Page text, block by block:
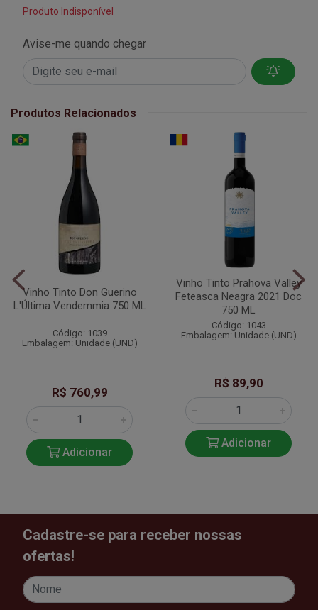
Produto Indisponível
Avise-me quando chegar
Produtos Relacionados
Vinho Tinto Don Guerino
L'Última Vendemmia 750 ML
Código: 1039
Embalagem: Unidade (UND)
R$ 760,99
Adicionar
Vinho Tinto Prahova Valley
Feteasca Neagra 2021 Doc
750 ML
Código: 1043
Embalagem: Unidade (UND)
R$ 89,90
Adicionar
Cadastre-se para receber nossas
ofertas!